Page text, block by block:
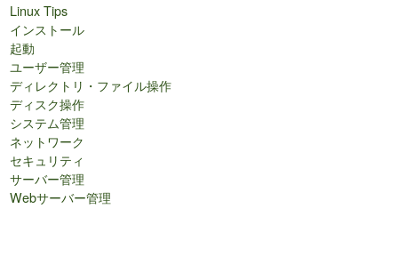
Linux Tips
インストール
起動
ユーザー管理
ディレクトリ・ファイル操作
ディスク操作
システム管理
ネットワーク
セキュリティ
サーバー管理
Webサーバー管理